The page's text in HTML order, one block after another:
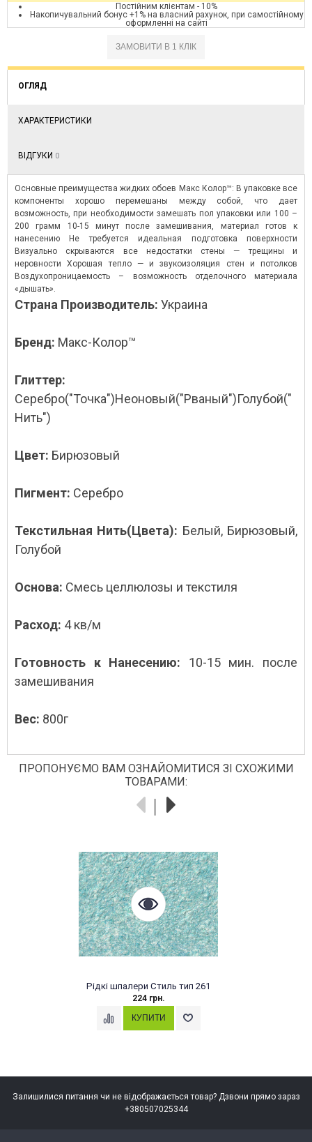
Постійним клієнтам - 10%
Накопичувальний бонус +1% на власний рахунок, при самостійному
оформленні на сайті
ОГЛЯД
ХАРАКТЕРИСТИКИ
ВІДГУКИ 0
Основные преимущества жидких обоев Макс Колор™: В упаковке все
компоненты хорошо перемешаны между собой, что дает
возможность, при необходимости замешать пол упаковки или 100 –
200 грамм 10-15 минут после замешивания, материал готов к
нанесению Не требуется идеальная подготовка поверхности
Визуально скрываются все недостатки стены — трещины и
неровности Хорошая тепло — и звукоизоляция стен и потолков
Воздухопроницаемость – возможность отделочного материала
«дышать».
Страна Производитель: Украина
Бренд: Макс-Колор™
Глиттер:
Серебро("Точка")Неоновый("Рваный")Голубой("
Нить")
Цвет: Бирюзовый
Пигмент: Серебро
Текстильная Нить(Цвета): Белый, Бирюзовый,
Голубой
Основа: Смесь целлюлозы и текстиля
Расход: 4 кв/м
Готовность к Нанесению: 10-15 мин. после
замешивания
Вес: 800г
ПРОПОНУЄМО ВАМ ОЗНАЙОМИТИСЯ ЗІ СХОЖИМИ
ТОВАРАМИ:
Рідкі шпалери Стиль тип 261
224 грн.
Залишилися питання чи не відображається товар? Дзвони прямо зараз
+380507025344